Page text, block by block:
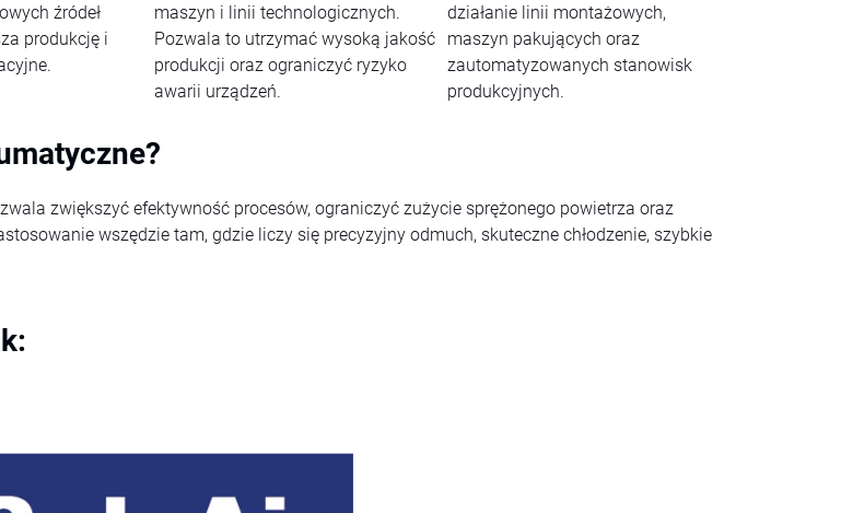
źródeł
produkcję i
maszyn i linii technologicznych.
Pozwala to utrzymać wysoką jakość
produkcji oraz ograniczyć ryzyko
awarii urządzeń.
działanie linii montażowych,
maszyn pakujących oraz
zautomatyzowanych stanowisk
produkcyjnych.
zwiększyć efektywność procesów, ograniczyć zużycie sprężonego powietrza oraz
wszędzie tam, gdzie liczy się precyzyjny odmuch, skuteczne chłodzenie, szybkie